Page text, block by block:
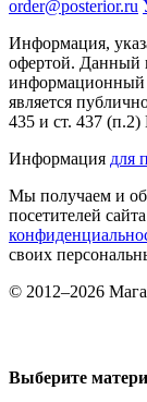
order@posterior.ru
Информация,
офертой. Данный
информационный
является
435 и ст. 437 (п.2)
Информация для
Мы получаем и
посетителей
своих
© 2012–2026
Выберите